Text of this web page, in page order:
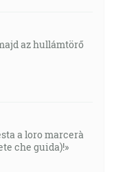
az hullámtörő
a loro marcerà
che guida)!»